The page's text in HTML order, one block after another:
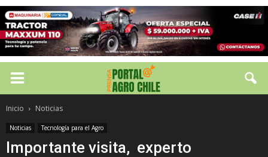
Inicio Noticias
Noticias Tecnología para el Agro
Importante visita, experto